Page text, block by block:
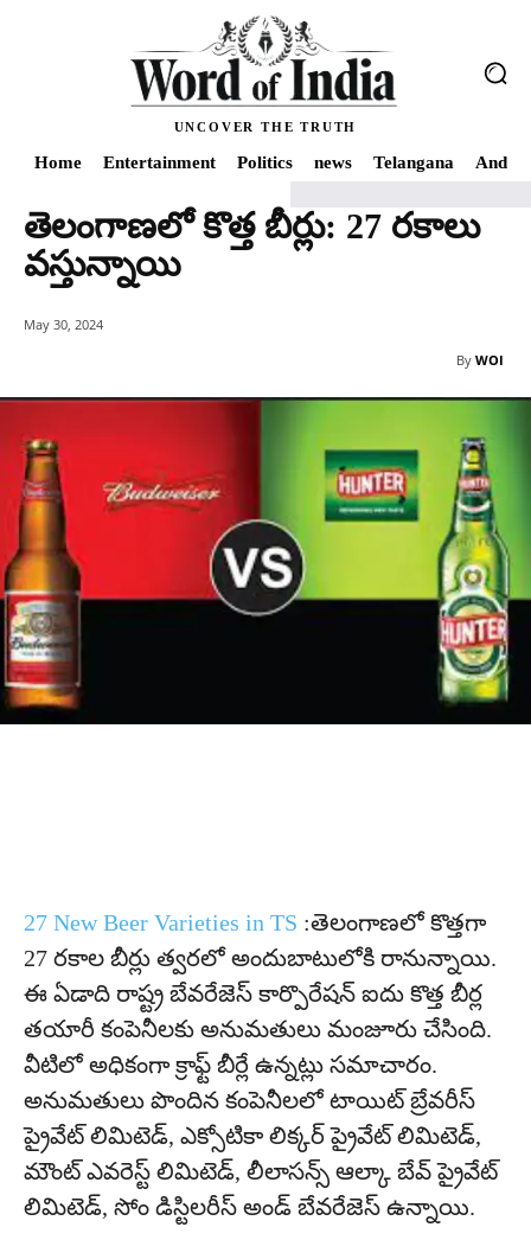
UNCOVER THE TRUTH
Home Entertainment Politics news Telangana
Home news తెలంగాణలో కొత్త బీర్లు: 27 రకాలు వస్తున్నాయి
తెలంగాణలో కొత్త బీర్లు: 27 రకాలు
వస్తున్నాయి
May 30, 2024
By WOI
27 New Beer Varieties in TS :తెలంగాణలో కొత్తగా
27 రకాల బీర్లు త్వరలో అందుబాటులోకి రానున్నాయి.
ఈ ఏడాది రాష్ట్ర బేవరేజెస్‌ కార్పొరేషన్‌ ఐదు కొత్త బీర్ల
తయారీ కంపెనీలకు అనుమతులు మంజూరు చేసింది.
వీటిలో అధికంగా క్రాఫ్ట్‌ బీర్లే ఉన్నట్లు సమాచారం.
అనుమతులు పొందిన కంపెనీలలో టాయిట్‌ బ్రేవరీస్‌
ప్రైవేట్ లిమిటెడ్‌, ఎక్సోటికా లిక్కర్‌ ప్రైవేట్ లిమిటెడ్‌,
మౌంట్‌ ఎవరెస్ట్ లిమిటెడ్‌, లీలాసన్స్‌ ఆల్కా బేవ్‌ ప్రైవేట్
లిమిటెడ్‌, సోం డిస్టిలరీస్‌ అండ్‌ బేవరేజెస్‌ ఉన్నాయి.